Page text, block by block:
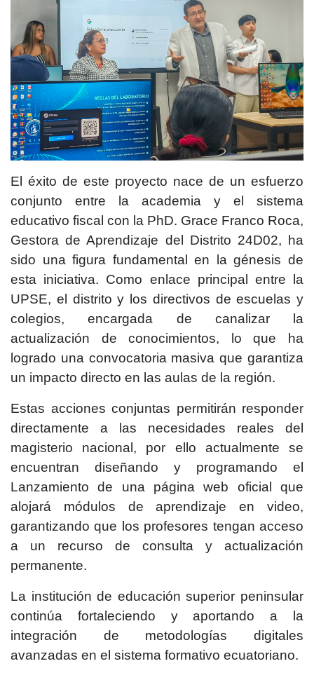
El éxito de este proyecto nace de un esfuerzo
conjunto entre la academia y el sistema
educativo fiscal con la PhD. Grace Franco Roca,
Gestora de Aprendizaje del Distrito 24D02, ha
sido una figura fundamental en la génesis de
esta iniciativa. Como enlace principal entre la
UPSE, el distrito y los directivos de escuelas y
colegios, encargada de canalizar la
actualización de conocimientos, lo que ha
logrado una convocatoria masiva que garantiza
un impacto directo en las aulas de la región.
Estas acciones conjuntas permitirán responder
directamente a las necesidades reales del
magisterio nacional, por ello actualmente se
encuentran diseñando y programando el
Lanzamiento de una página web oficial que
alojará módulos de aprendizaje en video,
garantizando que los profesores tengan acceso
a un recurso de consulta y actualización
permanente.
La institución de educación superior peninsular
continúa fortaleciendo y aportando a la
integración de metodologías digitales
avanzadas en el sistema formativo ecuatoriano.